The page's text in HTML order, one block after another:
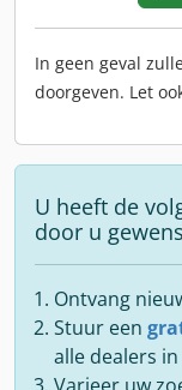
In geen geval
doorgeven. Let
U heeft de
door u
Ontvang
Stuur een
alle dealers
Varieer uw